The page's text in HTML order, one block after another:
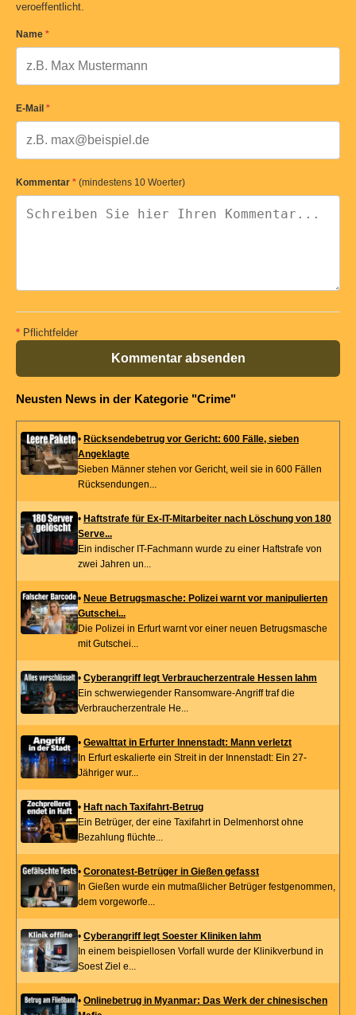
veroeffentlicht.
Name *
E-Mail *
Kommentar * (mindestens 10 Woerter)
* Pflichtfelder
Kommentar absenden
Neusten News in der Kategorie "Crime"
• Rücksendebetrug vor Gericht: 600 Fälle, sieben
Angeklagte
Sieben Männer stehen vor Gericht, weil sie in 600 Fällen
Rücksendungen...
• Haftstrafe für Ex-IT-Mitarbeiter nach Löschung von 180
Serve...
Ein indischer IT-Fachmann wurde zu einer Haftstrafe von
zwei Jahren un...
• Neue Betrugsmasche: Polizei warnt vor manipulierten
Gutschei...
Die Polizei in Erfurt warnt vor einer neuen Betrugsmasche
mit Gutschei...
• Cyberangriff legt Verbraucherzentrale Hessen lahm
Ein schwerwiegender Ransomware-Angriff traf die
Verbraucherzentrale He...
• Gewalttat in Erfurter Innenstadt: Mann verletzt
In Erfurt eskalierte ein Streit in der Innenstadt: Ein 27-
Jähriger wur...
• Haft nach Taxifahrt-Betrug
Ein Betrüger, der eine Taxifahrt in Delmenhorst ohne
Bezahlung flüchte...
• Coronatest-Betrüger in Gießen gefasst
In Gießen wurde ein mutmaßlicher Betrüger festgenommen,
dem vorgeworfe...
• Cyberangriff legt Soester Kliniken lahm
In einem beispiellosen Vorfall wurde der Klinikverbund in
Soest Ziel e...
• Onlinebetrug in Myanmar: Das Werk der chinesischen